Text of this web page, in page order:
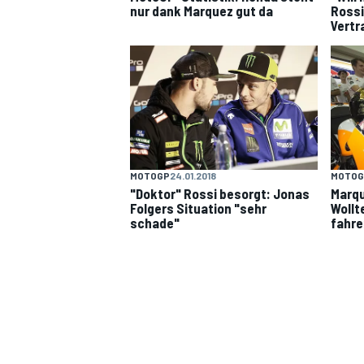
nur dank Marquez gut da
MOTOGP24.01.2018
"Doktor" Rossi besorgt: Jonas
Folgers Situation "sehr
schade"